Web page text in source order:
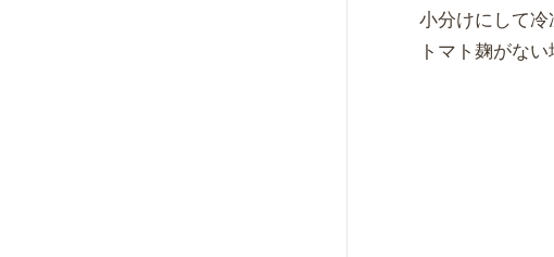
小分けにして冷
トマト麹がな